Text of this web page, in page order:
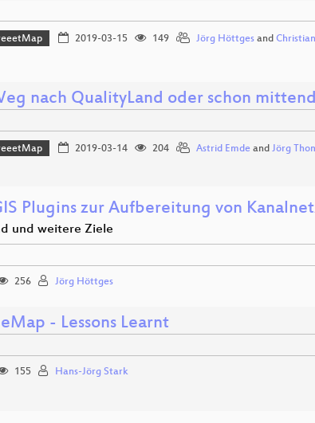
2019-03-15 149 Jörg Höttgesand
nach QualityLand oder schon
2019-03-14 204 Astrid Emdeand Jörg
Plugins zur Aufbereitung von
und weitere Ziele
256 Jörg Höttges
- Lessons Learnt
155 Hans-Jörg Stark